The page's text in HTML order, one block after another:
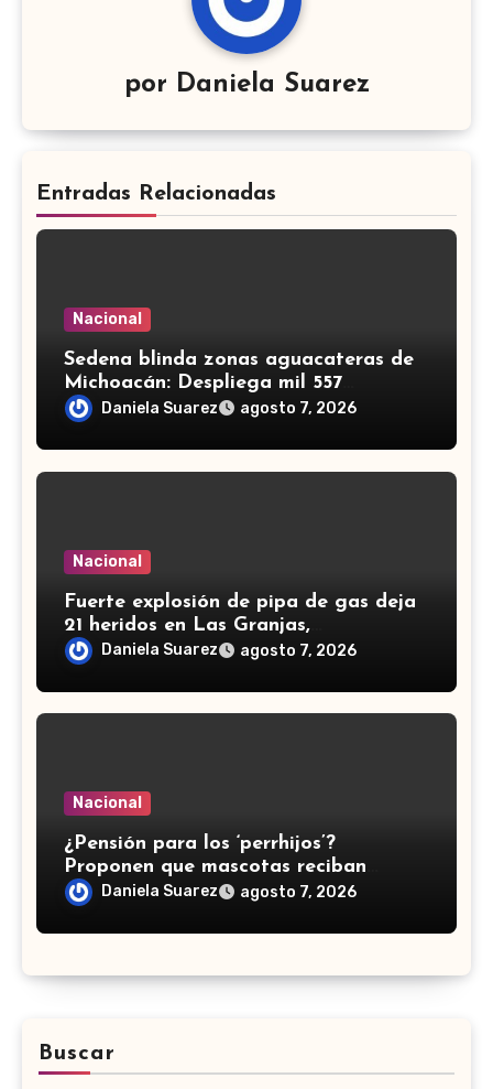
por Daniela Suarez
Entradas Relacionadas
Nacional
Sedena blinda zonas aguacateras de
Michoacán: Despliega mil 557
efectivos de Guardia Nacional y
Daniela Suarez agosto 7, 2026
Nacional
Fuerte explosión de pipa de gas deja
21 heridos en Las Granjas,
Cuernavaca; dos son menores
Daniela Suarez agosto 7, 2026
Nacional
¿Pensión para los ‘perrhijos’?
Proponen que mascotas reciban
manutención tras divorcios en CDMX
Daniela Suarez agosto 7, 2026
Buscar